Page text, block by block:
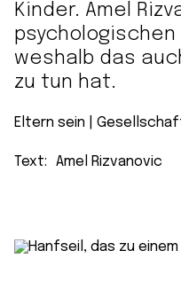
Kinder. Amel
weshalb das
zu tun hat.
Eltern sein
Text: Amel Rizvanovic